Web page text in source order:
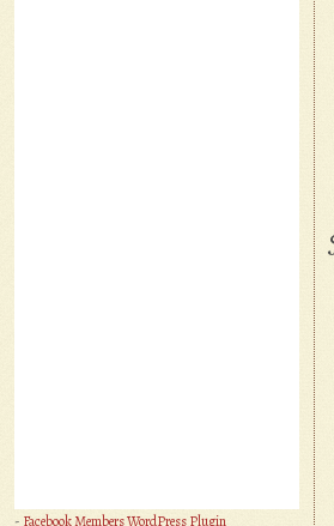
- Facebook Members WordPress Plugin